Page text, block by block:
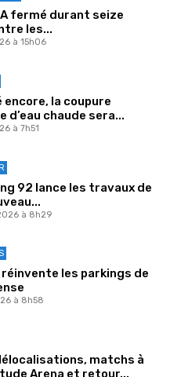
A fermé durant seize
les...
à 15h06
encore, la coupure
d’eau chaude sera...
à 7h51
92 lance les travaux de
à 8h29
réinvente les parkings de
à 8h58
matchs à
Arena et retour...